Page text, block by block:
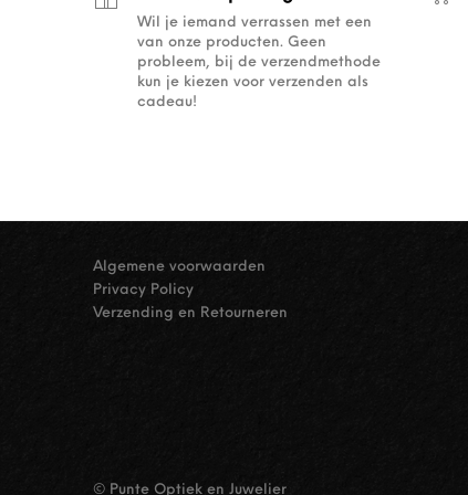
Wil je iemand verrassen met een
van onze producten. Geen
probleem, bij de verzendmethode
kun je kiezen voor verzenden als
cadeau!
Algemene voorwaarden
Privacy Policy
Verzending en Retourneren
© Punte Optiek en Juwelier